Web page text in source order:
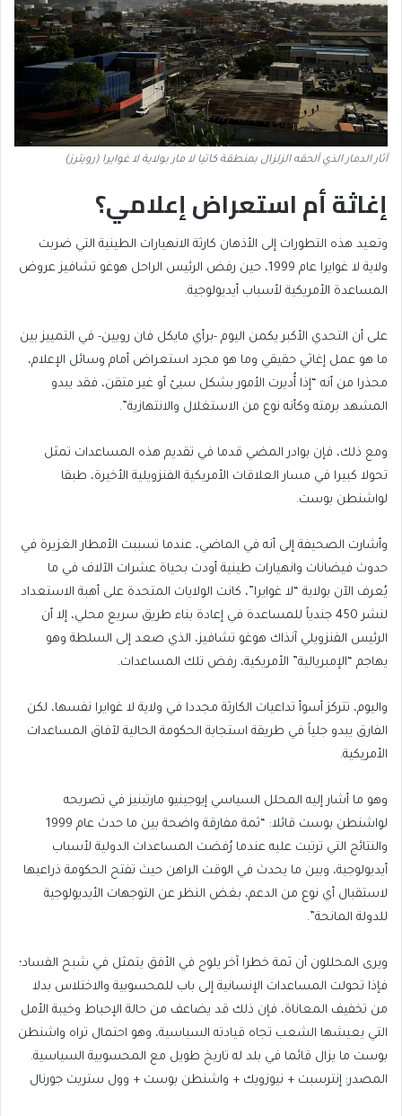
آثار الدمار الذي ألحقه الزلزال بمنطقة كاتيا لا مار بولاية لا غوايرا (رويترز)
إغاثة أم استعراض إعلامي؟
وتعيد هذه التطورات إلى الأذهان كارثة الانهيارات الطينية التي ضربت
ولاية لا غوايرا عام 1999، حين رفض الرئيس الراحل هوغو تشافيز عروض
المساعدة الأمريكية لأسباب أيديولوجية.
على أن التحدي الأكبر يكمن اليوم -برأي مايكل فان رويين- في التمييز بين
ما هو عمل إغاثي حقيقي وما هو مجرد استعراض أمام وسائل الإعلام،
محذرا من أنه “إذا أُديرت الأمور بشكل سيئ أو غير متقن، فقد يبدو
المشهد برمته وكأنه نوع من الاستغلال والانتهازية”.
ومع ذلك، فإن بوادر المضي قدما في تقديم هذه المساعدات تمثل
تحولا كبيرا في مسار العلاقات الأمريكية الفنزويلية الأخيرة، طبقا
لواشنطن بوست.
وأشارت الصحيفة إلى أنه في الماضي، عندما تسببت الأمطار الغزيرة في
حدوث فيضانات وانهيارات طينية أودت بحياة عشرات الآلاف في ما
يُعرف الآن بولاية “لا غوايرا”، كانت الولايات المتحدة على أهبة الاستعداد
لنشر 450 جندياً للمساعدة في إعادة بناء طريق سريع محلي، إلا أن
الرئيس الفنزويلي آنذاك هوغو تشافيز، الذي صعد إلى السلطة وهو
يهاجم “الإمبريالية” الأمريكية، رفض تلك المساعدات.
واليوم، تتركز أسوأ تداعيات الكارثة مجددا في ولاية لا غوايرا نفسها، لكن
الفارق يبدو جلياً في طريقة استجابة الحكومة الحالية لآفاق المساعدات
الأمريكية.
وهو ما أشار إليه المحلل السياسي إيوجينيو مارتينيز في تصريحه
لواشنطن بوست قائلا: “ثمة مفارقة واضحة بين ما حدث عام 1999
والنتائج التي ترتبت عليه عندما رُفضت المساعدات الدولية لأسباب
أيديولوجية، وبين ما يحدث في الوقت الراهن حيث تفتح الحكومة ذراعيها
لاستقبال أي نوع من الدعم، بغض النظر عن التوجهات الأيديولوجية
للدولة المانحة”.
ويرى المحللون أن ثمة خطرا آخر يلوح في الأفق يتمثل في شبح الفساد؛
فإذا تحولت المساعدات الإنسانية إلى باب للمحسوبية والاختلاس بدلا
من تخفيف المعاناة، فإن ذلك قد يضاعف من حالة الإحباط وخيبة الأمل
التي يعيشها الشعب تجاه قيادته السياسية، وهو احتمال تراه واشنطن
بوست ما يزال قائما في بلد له تاريخ طويل مع المحسوبية السياسية.
المصدر: إنترسبت + نيوزويك + واشنطن بوست + وول ستريت جورنال